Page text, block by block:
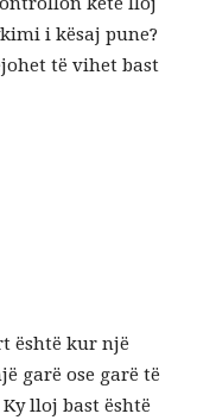
i kësaj pune?
të vihet bast
është kur një
garë ose garë të
lloj bast është